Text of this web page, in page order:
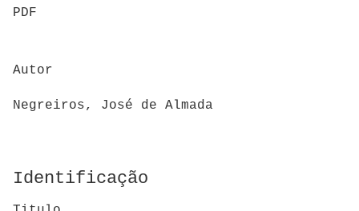
PDF
Autor
Negreiros, José de Almada
Identificação